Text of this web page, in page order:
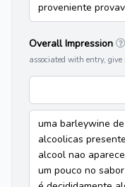
proveniente
Overall Impression
associated with entry, give
uma barleywine
alcoolicas
alcool nao
um pouco no